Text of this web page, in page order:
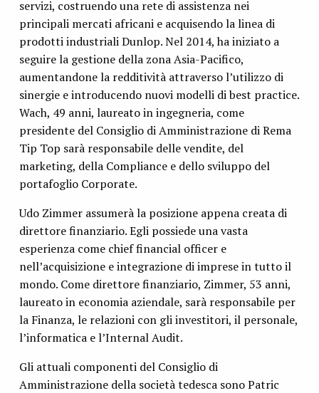
servizi, costruendo una rete di assistenza nei
principali mercati africani e acquisendo la linea di
prodotti industriali Dunlop. Nel 2014, ha iniziato a
seguire la gestione della zona Asia-Pacifico,
aumentandone la redditività attraverso l’utilizzo di
sinergie e introducendo nuovi modelli di best practice.
Wach, 49 anni, laureato in ingegneria, come
presidente del Consiglio di Amministrazione di Rema
Tip Top sarà responsabile delle vendite, del
marketing, della Compliance e dello sviluppo del
portafoglio Corporate.
Udo Zimmer assumerà la posizione appena creata di
direttore finanziario. Egli possiede una vasta
esperienza come chief financial officer e
nell’acquisizione e integrazione di imprese in tutto il
mondo. Come direttore finanziario, Zimmer, 53 anni,
laureato in economia aziendale, sarà responsabile per
la Finanza, le relazioni con gli investitori, il personale,
l’informatica e l’Internal Audit.
Gli attuali componenti del Consiglio di
Amministrazione della società tedesca sono Patric